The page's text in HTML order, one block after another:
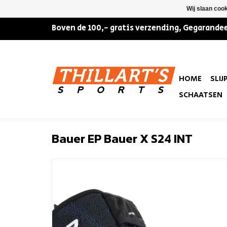
Boven de 100,- gratis verzending,
HOME
SCHAATSEN
Bauer EP Bauer X S24 INT
Wij slaan